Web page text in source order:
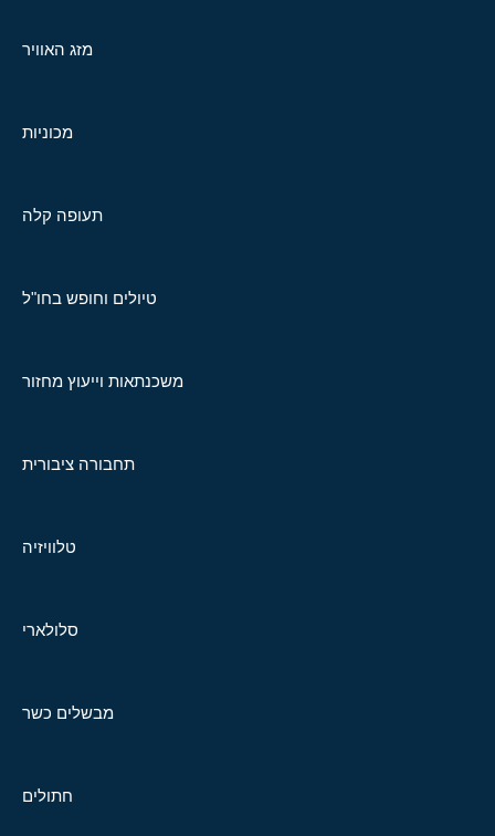
מזג האוויר
מכוניות
תעופה קלה
טיולים וחופש בחו"ל
משכנתאות וייעוץ מחזור
תחבורה ציבורית
טלוויזיה
סלולארי
מבשלים כשר
חתולים